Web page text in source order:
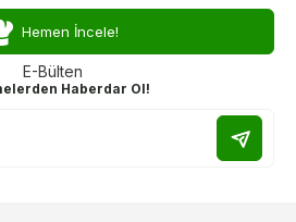
Hemen İncele!
E-Bülten
Haberdar Ol!